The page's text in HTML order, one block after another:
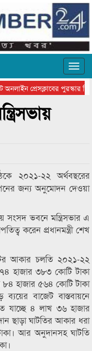
অনলাইন প্রেসক্লাবের পুরস্কার
কিশোর আহাদের খুনি
২০২১-২২ অর্থবছরের
জন্য অনুমোদন দেওয়া
ভবনে মন্ত্রিসভার এ
করেন প্রধানমন্ত্রী শেখ
আকার চলতি ২০২১-২২
৭৪ হাজার ৩৮৩ কোটি টাকা
হাজার ৫৬৪ কোটি টাকা
বাজেট বাস্তবায়নে
যাচ্ছে ৪ লাখ ৩৬ হাজার
ছাড়া ঘাটতির আকার ধরা
আর অনুদানসহ ঘাটতি